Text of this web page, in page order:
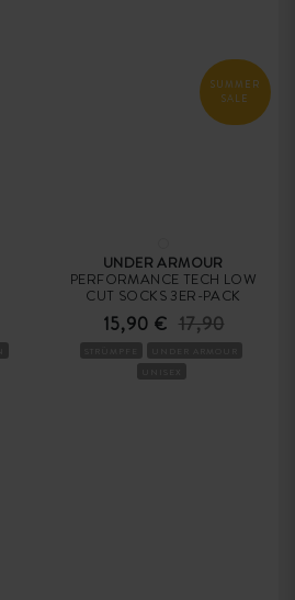
SUMMER
SALE
UNDER ARMOUR
PERFORMANCE TECH LOW
CUT SOCKS 3ER-PACK
15,90 € 17,90